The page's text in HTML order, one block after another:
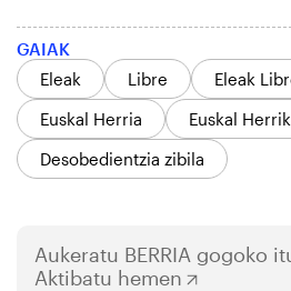
GAIAK
Eleak
Libre Eleak
Euskal Herria
Euskal
Desobedientzia zibila
Aukeratu BERRIA gogoko
Aktibatu hemen